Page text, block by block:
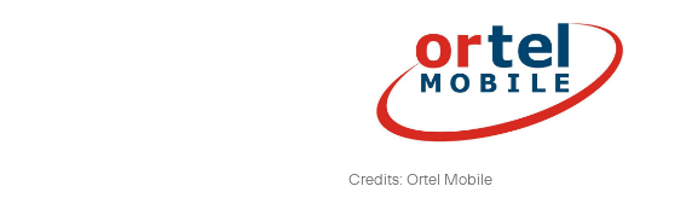
Credits: Ortel Mobile